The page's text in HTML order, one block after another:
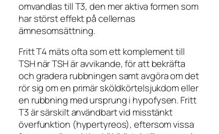
omvandlas till T3, den mer aktiva formen som
har störst effekt på cellernas
ämnesomsättning.
Fritt T4 mäts ofta som ett komplement till
TSH när TSH är avvikande, för att bekräfta
och gradera rubbningen samt avgöra om det
rör sig om en primär sköldkörtelsjukdom eller
en rubbning med ursprung i hypofysen. Fritt
T3 är särskilt användbart vid misstänkt
överfunktion (hypertyreos), eftersom vissa